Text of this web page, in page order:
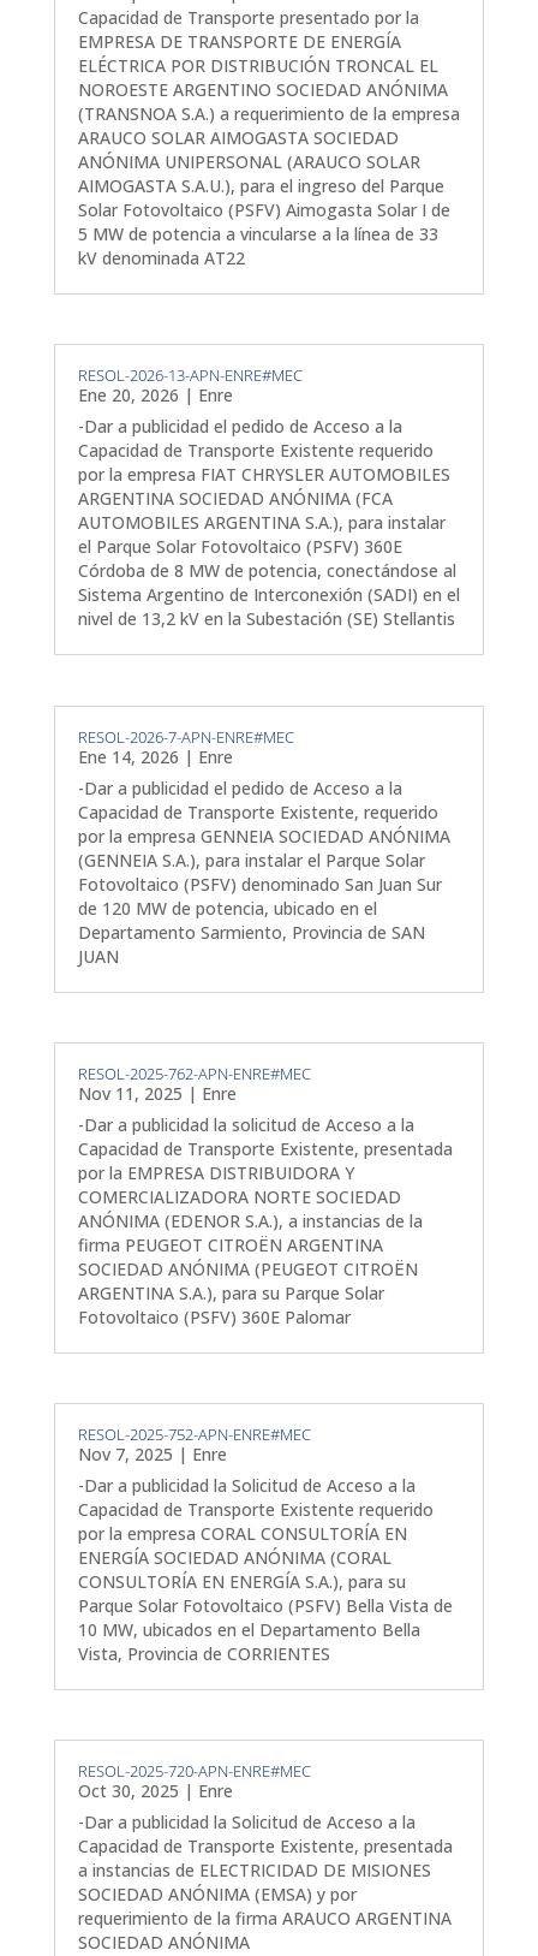
Capacidad de Transporte presentado por la
EMPRESA DE TRANSPORTE DE ENERGÍA
ELÉCTRICA POR DISTRIBUCIÓN TRONCAL EL
NOROESTE ARGENTINO SOCIEDAD ANÓNIMA
(TRANSNOA S.A.) a requerimiento de la empresa
ARAUCO SOLAR AIMOGASTA SOCIEDAD
ANÓNIMA UNIPERSONAL (ARAUCO SOLAR
AIMOGASTA S.A.U.), para el ingreso del Parque
Solar Fotovoltaico (PSFV) Aimogasta Solar I de
5 MW de potencia a vincularse a la línea de 33
kV denominada AT22
RESOL-2026-13-APN-ENRE#MEC
Ene 20, 2026 | Enre
-Dar a publicidad el pedido de Acceso a la
Capacidad de Transporte Existente requerido
por la empresa FIAT CHRYSLER AUTOMOBILES
ARGENTINA SOCIEDAD ANÓNIMA (FCA
AUTOMOBILES ARGENTINA S.A.), para instalar
el Parque Solar Fotovoltaico (PSFV) 360E
Córdoba de 8 MW de potencia, conectándose al
Sistema Argentino de Interconexión (SADI) en el
nivel de 13,2 kV en la Subestación (SE) Stellantis
RESOL-2026-7-APN-ENRE#MEC
Ene 14, 2026 | Enre
-Dar a publicidad el pedido de Acceso a la
Capacidad de Transporte Existente, requerido
por la empresa GENNEIA SOCIEDAD ANÓNIMA
(GENNEIA S.A.), para instalar el Parque Solar
Fotovoltaico (PSFV) denominado San Juan Sur
de 120 MW de potencia, ubicado en el
Departamento Sarmiento, Provincia de SAN
JUAN
RESOL-2025-762-APN-ENRE#MEC
Nov 11, 2025 | Enre
-Dar a publicidad la solicitud de Acceso a la
Capacidad de Transporte Existente, presentada
por la EMPRESA DISTRIBUIDORA Y
COMERCIALIZADORA NORTE SOCIEDAD
ANÓNIMA (EDENOR S.A.), a instancias de la
firma PEUGEOT CITROËN ARGENTINA
SOCIEDAD ANÓNIMA (PEUGEOT CITROËN
ARGENTINA S.A.), para su Parque Solar
Fotovoltaico (PSFV) 360E Palomar
RESOL-2025-752-APN-ENRE#MEC
Nov 7, 2025 | Enre
-Dar a publicidad la Solicitud de Acceso a la
Capacidad de Transporte Existente requerido
por la empresa CORAL CONSULTORÍA EN
ENERGÍA SOCIEDAD ANÓNIMA (CORAL
CONSULTORÍA EN ENERGÍA S.A.), para su
Parque Solar Fotovoltaico (PSFV) Bella Vista de
10 MW, ubicados en el Departamento Bella
Vista, Provincia de CORRIENTES
RESOL-2025-720-APN-ENRE#MEC
Oct 30, 2025 | Enre
-Dar a publicidad la Solicitud de Acceso a la
Capacidad de Transporte Existente, presentada
a instancias de ELECTRICIDAD DE MISIONES
SOCIEDAD ANÓNIMA (EMSA) y por
requerimiento de la firma ARAUCO ARGENTINA
SOCIEDAD ANÓNIMA